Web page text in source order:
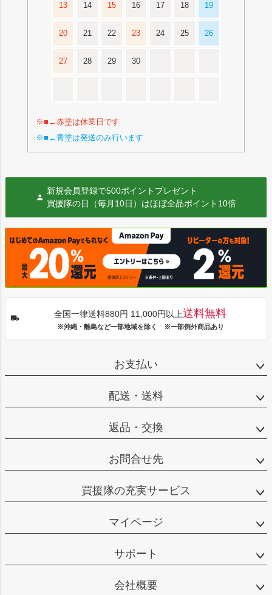
13 14 15 16 17 18 19
20 21 22 23 24 25 26
27 28 29 30
※■←赤塗は休業日です
※■←青塗は発送のみ行います
新規会員登録で500ポイントプレゼント
買援隊の日（毎月10日）はほぼ全品ポイント10倍
全国一律送料880円 11,000円以上送料無料
※沖縄・離島など一部地域を除く ※一部例外商品あり
お支払い
配送・送料
返品・交換
お問合せ先
買援隊の充実サービス
マイページ
サポート
会社概要